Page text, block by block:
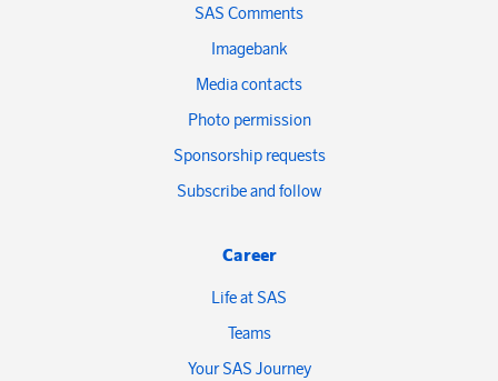
SAS Comments
Imagebank
Media contacts
Photo permission
Sponsorship requests
Subscribe and follow
Career
Life at SAS
Teams
Your SAS Journey